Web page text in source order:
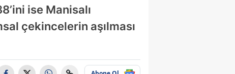
ise Manisalı
çekincelerin aşılması